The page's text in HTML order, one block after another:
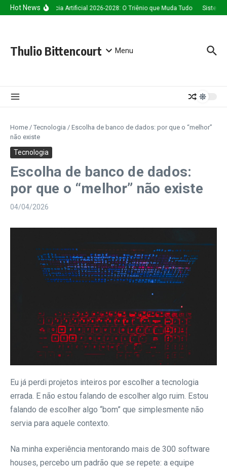
Ir para o conteúdo
Hot NewsInteligência Artificial 2026-2028: O Triênio que Muda Tudo Sistema
Thulio Bittencourt Menu
Home / Tecnologia / Escolha de banco de dados: por que o “melhor”
não existe
Tecnologia
Escolha de banco de dados:
por que o “melhor” não existe
04/04/2026
Eu já perdi projetos inteiros por escolher a tecnologia
errada. E não estou falando de escolher algo ruim. Estou
falando de escolher algo “bom” que simplesmente não
servia para aquele contexto.
Na minha experiência mentorando mais de 300 software
houses, percebo um padrão que se repete: a equipe